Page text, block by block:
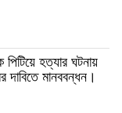
হত্যার ঘটনায়
দাবিতে মানববন্ধন।